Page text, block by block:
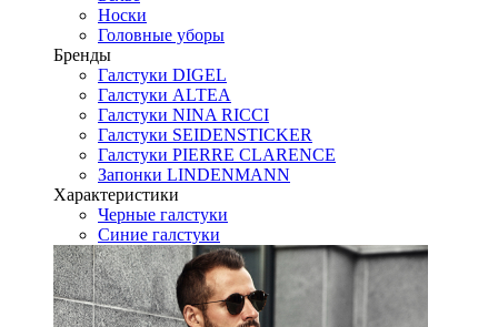
Носки
Головные уборы
Бренды
Галстуки DIGEL
Галстуки ALTEA
Галстуки NINA RICCI
Галстуки SEIDENSTICKER
Галстуки PIERRE CLARENCE
Запонки LINDENMANN
Характеристики
Черные галстуки
Синие галстуки